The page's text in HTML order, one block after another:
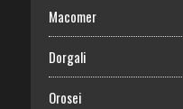
Macomer
Dorgali
Orosei